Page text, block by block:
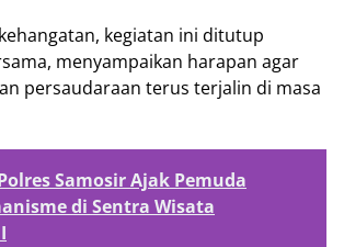
kegiatan ini ditutup
menyampaikan harapan agar
persaudaraan terus terjalin di masa
Samosir Ajak Pemuda
di Sentra Wisata